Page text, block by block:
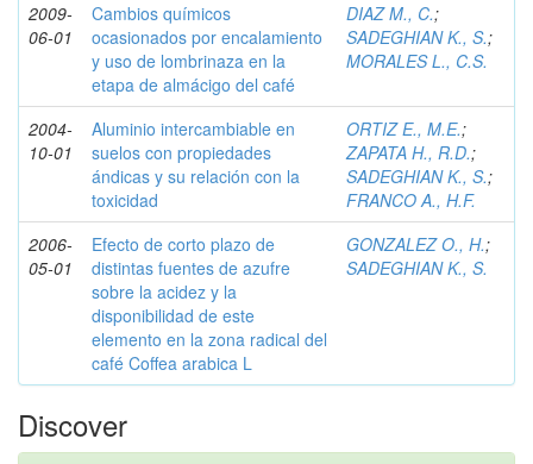
2009-
06-01
Cambios químicos
ocasionados por encalamiento
y uso de lombrinaza en la
etapa de almácigo del café
DIAZ M., C.;
SADEGHIAN K., S.;
MORALES L., C.S.
2004-
10-01
Aluminio intercambiable en
suelos con propiedades
ándicas y su relación con la
toxicidad
ORTIZ E., M.E.;
ZAPATA H., R.D.;
SADEGHIAN K., S.;
FRANCO A., H.F.
2006-
05-01
Efecto de corto plazo de
distintas fuentes de azufre
sobre la acidez y la
disponibilidad de este
elemento en la zona radical del
café Coffea arabica L
GONZALEZ O., H.;
SADEGHIAN K., S.
Discover